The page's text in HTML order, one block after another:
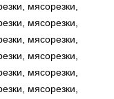
мясорезки,
мясорезки,
мясорезки,
мясорезки,
мясорезки,
мясорезки,